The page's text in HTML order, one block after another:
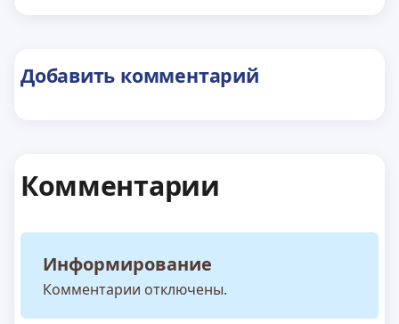
Добавить комментарий
Комментарии
Информирование
Комментарии отключены.